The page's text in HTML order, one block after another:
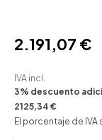
2.191,07 €
IVA incl.
3% descuento
2125,34 €
El porcentaje de